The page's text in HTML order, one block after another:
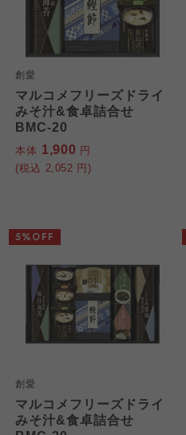
創愛
マルコメフリーズドライ
みそ汁&食卓詰合せ
BMC-20
本体 1,900 円
(税込 2,052 円)
創愛
マルコメフリーズドライ
みそ汁&食卓詰合せ
5%OFF